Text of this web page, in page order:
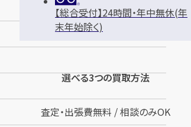
【総合受付】24時間・年中無休(年
末年始除く)
選べる3つの買取方法
査定・出張費無料 / 相談のみOK